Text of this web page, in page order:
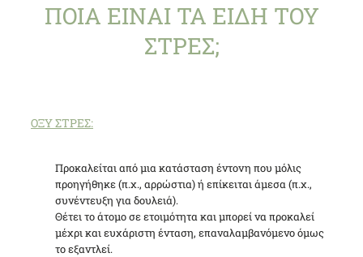
ΠΟΙΑ ΕΙΝΑΙ ΤΑ ΕΙΔΗ ΤΟΥ
ΣΤΡΕΣ;
ΟΞΥ ΣΤΡΕΣ:
Προκαλείται από μια κατάσταση έντονη που μόλις
προηγήθηκε (π.χ., αρρώστια) ή επίκειται άμεσα (π.χ.,
συνέντευξη για δουλειά).
Θέτει το άτομο σε ετοιμότητα και μπορεί να προκαλεί
μέχρι και ευχάριστη ένταση, επαναλαμβανόμενο όμως
το εξαντλεί.